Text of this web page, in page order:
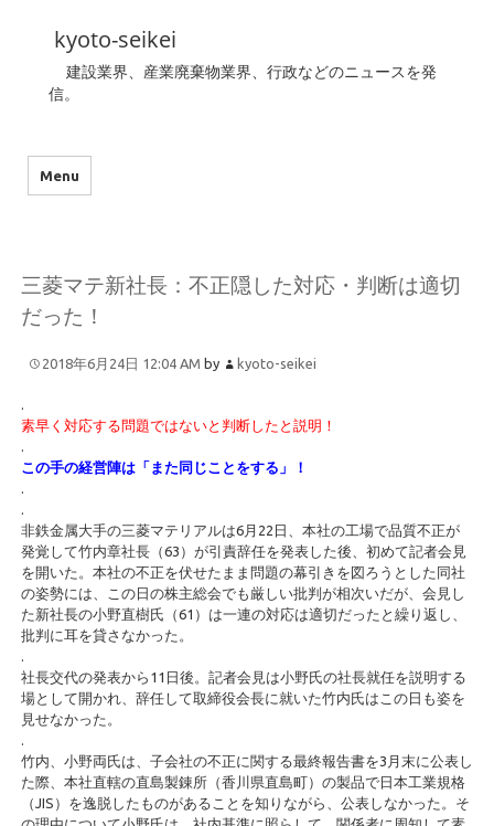
kyoto-seikei
建設業界、産業廃棄物業界、行政などのニュースを発
信。
Menu
三菱マテ新社長：不正隠した対応・判断は適切
だった！
2018年6月24日 12:04 AM by kyoto-seikei
.
素早く対応する問題ではないと判断したと説明！
.
この手の経営陣は「また同じことをする」！
.
.
非鉄金属大手の三菱マテリアルは6月22日、本社の工場で品質不正が
発覚して竹内章社長（63）が引責辞任を発表した後、初めて記者会見
を開いた。本社の不正を伏せたまま問題の幕引きを図ろうとした同社
の姿勢には、この日の株主総会でも厳しい批判が相次いだが、会見し
た新社長の小野直樹氏（61）は一連の対応は適切だったと繰り返し、
批判に耳を貸さなかった。
.
社長交代の発表から11日後。記者会見は小野氏の社長就任を説明する
場として開かれ、辞任して取締役会長に就いた竹内氏はこの日も姿を
見せなかった。
.
竹内、小野両氏は、子会社の不正に関する最終報告書を3月末に公表し
た際、本社直轄の直島製錬所（香川県直島町）の製品で日本工業規格
（JIS）を逸脱したものがあることを知りながら、公表しなかった。そ